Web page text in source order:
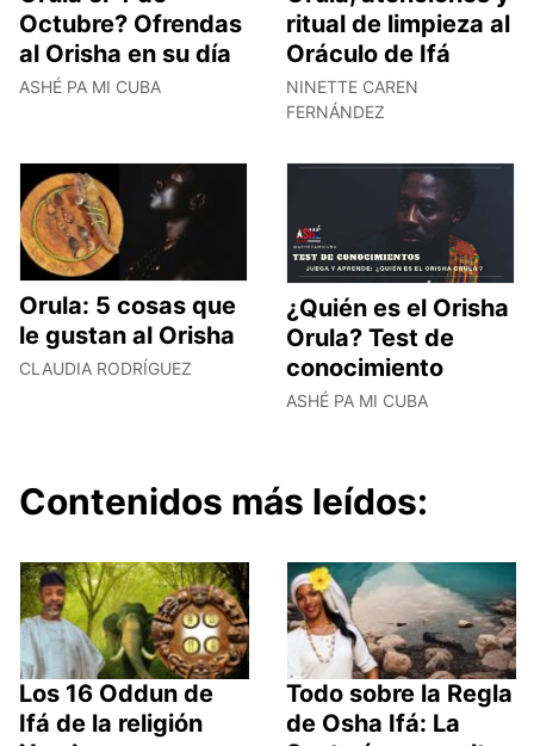
Octubre? Ofrendas
al Orisha en su día
ASHÉ PA MI CUBA
ritual de limpieza al
Oráculo de Ifá
NINETTE CAREN
FERNÁNDEZ
Orula: 5 cosas que
le gustan al Orisha
CLAUDIA RODRÍGUEZ
¿Quién es el Orisha
Orula? Test de
conocimiento
ASHÉ PA MI CUBA
Contenidos más leídos:
Los 16 Oddun de
Ifá de la religión
Todo sobre la Regla
de Osha Ifá: La